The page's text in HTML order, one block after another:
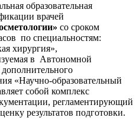
образовательная
врачей
со сроком
по специальностям:
хирургия»,
в Автономной
«Научно-образовательный
собой комплекс
регламентирующий
результатов подготовки.